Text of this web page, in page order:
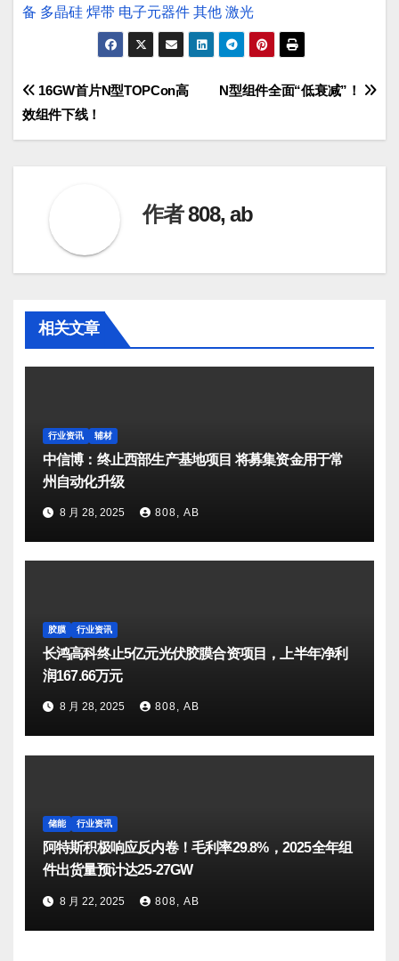
备 多晶硅 焊带 电子元器件 其他 激光
文
章
N型组件全面“低衰减”！
16GW首片N型TOPCon高
效组件下线！
作者808, ab
相关文章
行业资讯 辅材
中信博：终止西部生产基地项目 将募集资金用于常
州自动化升级
8 月 28, 2025 808, AB
胶膜 行业资讯
长鸿高科终止5亿元光伏胶膜合资项目，上半年净利
润167.66万元
8 月 28, 2025 808, AB
储能 行业资讯
阿特斯积极响应反内卷！毛利率29.8%，2025全年组
件出货量预计达25-27GW
8 月 22, 2025 808, AB